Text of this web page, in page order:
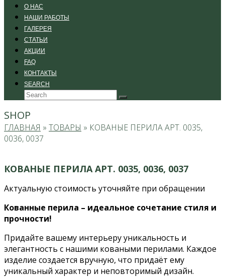
О НАС
НАШИ РАБОТЫ
ГАЛЕРЕЯ
СТАТЬИ
АКЦИИ
FAQ
КОНТАКТЫ
SEARCH
Search
Submit
SHOP
ГЛАВНАЯ » ТОВАРЫ » КОВАНЫЕ ПЕРИЛА АРТ. 0035,
0036, 0037
КОВАНЫЕ ПЕРИЛА АРТ. 0035, 0036, 0037
Актуальную стоимость уточняйте при обращении
Кованные перила – идеальное сочетание стиля и
прочности!
Придайте вашему интерьеру уникальность и
элегантность с нашими коваными перилами. Каждое
изделие создается вручную, что придаёт ему
уникальный характер и неповторимый дизайн.